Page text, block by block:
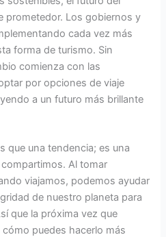
prometedor. Los gobiernos y
cada vez más
forma de turismo. Sin
comienza con las
por opciones de viaje
a un futuro más brillante
que una tendencia; es una
Al tomar
viajamos, podemos ayudar
de nuestro planeta para
que la próxima vez que
puedes hacerlo más